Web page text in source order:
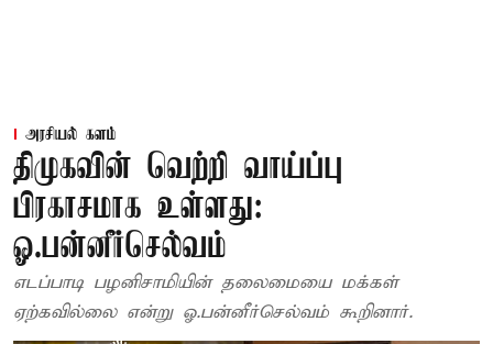
அரசியல் களம்
திமுகவின் வெற்றி வாய்ப்பு
பிரகாசமாக உள்ளது:
ஓ.பன்னீர்செல்வம்
எடப்பாடி பழனிசாமியின் தலைமையை மக்கள்
ஏற்கவில்லை என்று ஓ.பன்னீர்செல்வம் கூறினார்.